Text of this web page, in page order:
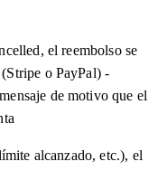
el reembolso se
o PayPal) -
de motivo que el
alcanzado, etc.), el